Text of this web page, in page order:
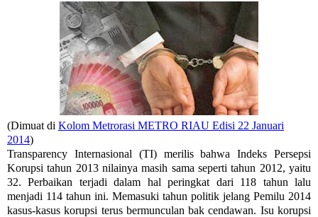
(Dimuat di Kolom Metrorasi METRO RIAU Edisi 22 Januari
2014)
Transparency Internasional (TI) merilis bahwa Indeks Persepsi
Korupsi tahun 2013 nilainya masih sama seperti tahun 2012, yaitu
32. Perbaikan terjadi dalam hal peringkat dari 118 tahun lalu
menjadi 114 tahun ini. Memasuki tahun politik jelang Pemilu 2014
kasus-kasus korupsi terus bermunculan bak cendawan. Isu korupsi